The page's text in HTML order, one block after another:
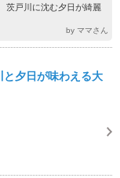
戸川に沈む夕日が綺麗
by ママさん
と夕日が味わえる大